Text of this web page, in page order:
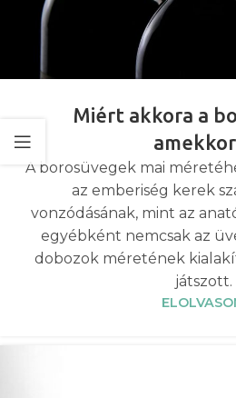
Miért akkora a
A borosüvegek mai
az emberiség kerek
vonzódásának, mint az
egyébként nemcsak az
dobozok méretének
játszott.